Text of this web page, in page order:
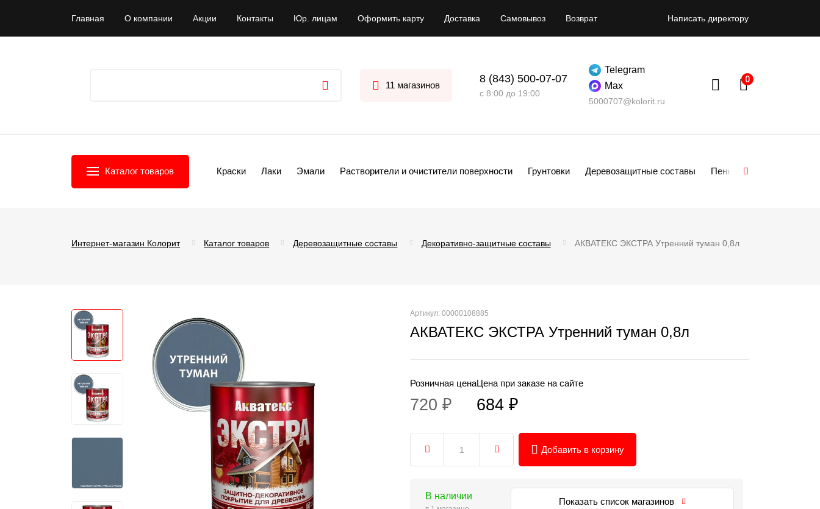
Главная О компании Акции Контакты Юр. лицам Оформить карту Доставка Самовывоз Возврат Написать директору
11 магазинов
8 (843) 500-07-07
с 8:00 до 19:00
Telegram
Max
5000707@kolorit.ru
Каталог товаров Краски Лаки Эмали Растворители и очистители поверхности Грунтовки Деревозащитные составы Пены
Интернет-магазин Колорит Каталог товаров Деревозащитные составы Декоративно-защитные составы АКВАТЕКС ЭКСТРА Утренний туман 0,8л
Артикул: 00000108885
АКВАТЕКС ЭКСТРА Утренний туман 0,8л
Розничная цена
720 ₽
Цена при заказе на сайте
684 ₽
Добавить в корзину
В наличии
Показать список магазинов